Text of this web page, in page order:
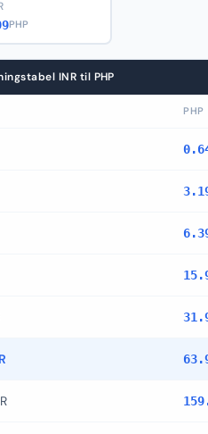
PHP
INR til PHP
PHP